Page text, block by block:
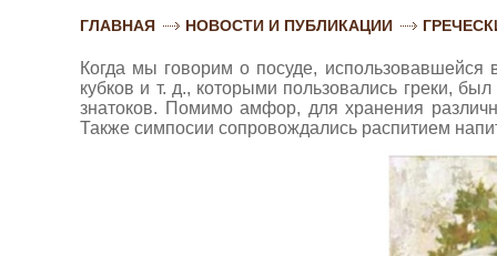
ГЛАВНАЯ НОВОСТИ И ПУБЛИКАЦИИ
Когда мы говорим о посуде,
кубков и т. д., которыми пользовались греки,
знатоков. Помимо амфор, для хранения
Также симпосии сопровождались распитием